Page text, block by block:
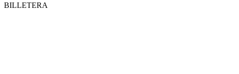
BILLETERA